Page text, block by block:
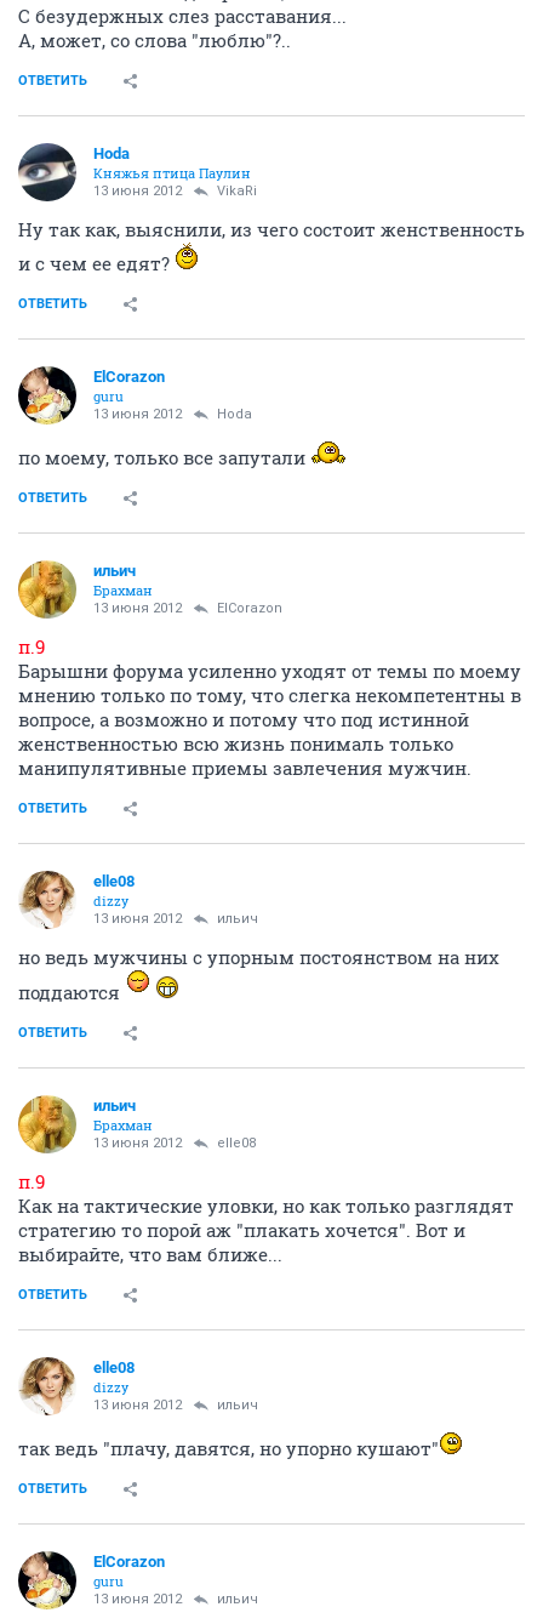
С безудержных слез расставания...
А, может, со слова "люблю"?..
ОТВЕТИТЬ
Hoda
Княжья птица Паулин
13 июня 2012 VikaRi
Ну так как, выяснили, из чего состоит женственность
и с чем ее едят?
ОТВЕТИТЬ
ElCorazon
guru
13 июня 2012 Hoda
по моему, только все запутали
ОТВЕТИТЬ
ильич
Брахман
13 июня 2012 ElCorazon
п.9
Барышни форума усиленно уходят от темы по моему
мнению только по тому, что слегка некомпетентны в
вопросе, а возможно и потому что под истинной
женственностью всю жизнь понималь только
манипулятивные приемы завлечения мужчин.
ОТВЕТИТЬ
elle08
dizzy
13 июня 2012 ильич
но ведь мужчины с упорным постоянством на них
поддаются
ОТВЕТИТЬ
ильич
Брахман
13 июня 2012 elle08
п.9
Как на тактические уловки, но как только разглядят
стратегию то порой аж "плакать хочется". Вот и
выбирайте, что вам ближе...
ОТВЕТИТЬ
elle08
dizzy
13 июня 2012 ильич
так ведь "плачу, давятся, но упорно кушают"
ОТВЕТИТЬ
ElCorazon
guru
13 июня 2012 ильич